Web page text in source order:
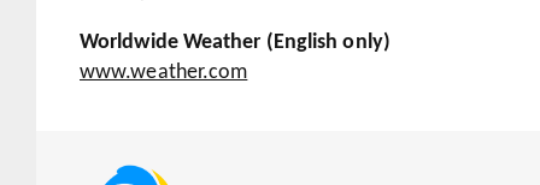
Worldwide Weather (English only)
www.weather.com